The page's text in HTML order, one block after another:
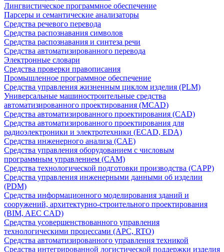
Лингвистическое программное обеспечение
Парсеры и семантические анализаторы
Средства речевого перевода
Средства распознавания символов
Средства распознавания и синтеза речи
Средства автоматизированного перевода
Электронные словари
Средства проверки правописания
Промышленное программное обеспечение
Средства управления жизненным циклом изделия (PLM)
Универсальные машиностроительные средства
автоматизированного проектирования (MCAD)
Средства автоматизированного проектирования (CAD)
Средства автоматизированного проектирования для
радиоэлектроники и электротехники (ECAD, EDA)
Средства инженерного анализа (CAE)
Средства управления оборудованием с числовым
программным управлением (CAM)
Средства технологической подготовки производства (CAPP)
Средства управления инженерными данными об изделии
(PDM)
Средства информационного моделирования зданий и
сооружений, архитектурно-строительного проектирования
(BIM, AEC CAD)
Средства усовершенствованного управления
технологическими процессами (APC, RTO)
Средства автоматизированного управления техникой
Средства интегрированной логистической поддержки изделия